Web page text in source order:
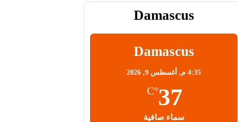
Damascus
Damascus
4:35 م, أغسطس 9, 2026
37
°C
سماء صافية